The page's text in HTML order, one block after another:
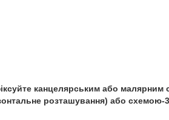
канцелярським або малярним
розташування) або схемою-3